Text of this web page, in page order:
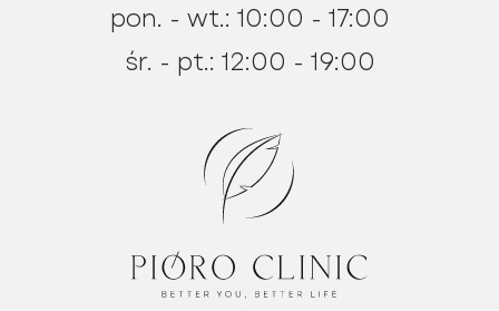
pon. - wt.: 10:00 - 17:00
śr. - pt.: 12:00 - 19:00